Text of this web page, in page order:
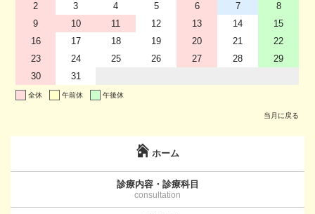
2
3 4 5 6 7
8
9
10 11 12 13 14
15
16
17 18 19 20 21
22
23
24 25 26 27 28
29
30
31
全休 午前休 午後休
当月に戻る
ホーム
診療内容・診療科目
consultation